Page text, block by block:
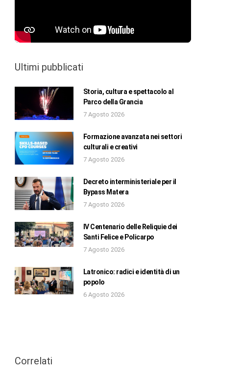
Ultimi pubblicati
Storia, cultura e spettacolo al
Parco della Grancia
7 Agosto 2026
Formazione avanzata nei settori
culturali e creativi
7 Agosto 2026
Decreto interministeriale per il
Bypass Matera
7 Agosto 2026
IV Centenario delle Reliquie dei
Santi Felice e Policarpo
7 Agosto 2026
Latronico: radici e identità di un
popolo
6 Agosto 2026
Correlati